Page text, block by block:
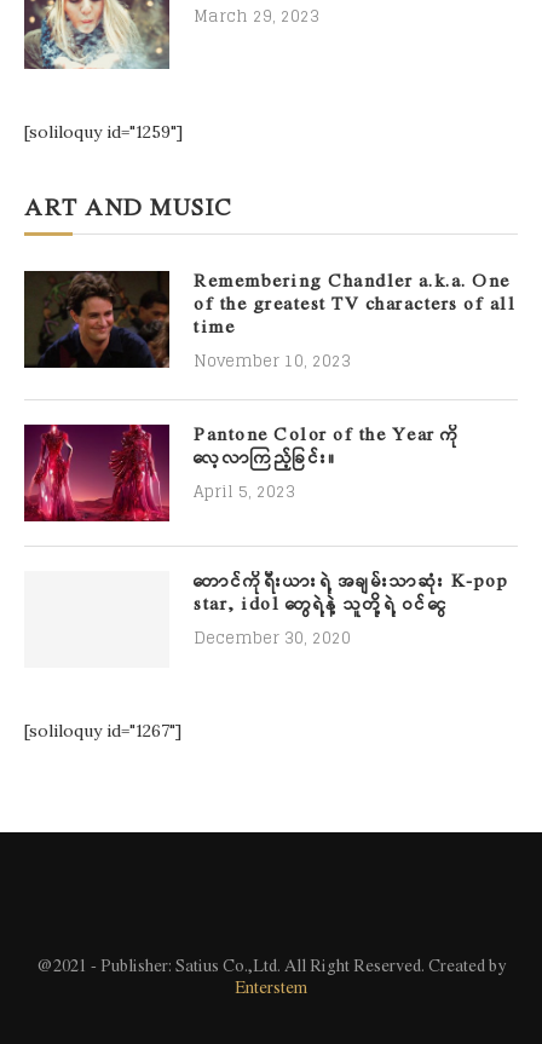
March 29, 2023
[soliloquy id="1259"]
ART AND MUSIC
Remembering Chandler a.k.a. One
of the greatest TV characters of all
time
November 10, 2023
Pantone Color of the Year ကို
လေ့လာကြည့်ခြင်း။
April 5, 2023
တောင်ကိုရီးယားရဲ့ အချမ်းသာဆုံး K-pop
star, idol တွေရဲ့နဲ့ သူတို့ရဲ့ ဝင်ငွေ
December 30, 2020
[soliloquy id="1267"]
@2021 - Publisher: Satius Co.,Ltd. All Right Reserved. Created by
Enterstem